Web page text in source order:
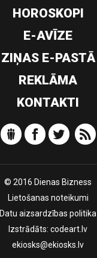
HOROSKOPI
E-AVĪZE
ZIŅAS E-PASTĀ
REKLĀMA
KONTAKTI
© 2016 Dienas Bizness
Lietošanas noteikumi
Datu aizsardzības politika
Izstrādāts: codeart.lv
ekiosks@ekiosks.lv